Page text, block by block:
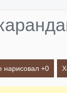
нарисовал +0